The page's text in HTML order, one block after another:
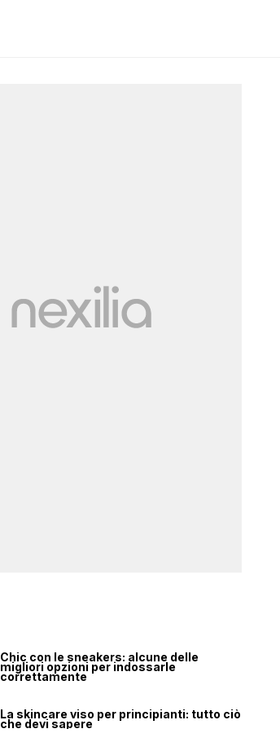
Chic con le sneakers: alcune delle
migliori opzioni per indossarle
correttamente
La skincare viso per principianti: tutto ciò
che devi sapere